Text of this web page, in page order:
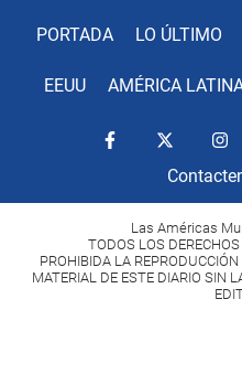
PORTADA LO ÚLTIMO
EEUU AMÉRICA
Las Américas
TODOS LOS
PROHIBIDA LA
MATERIAL DE ESTE DIARIO SIN